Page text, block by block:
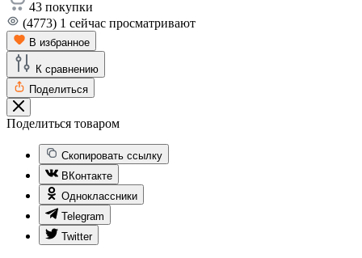
43 покупки
(4773) 1 сейчас просматривают
В избранное
К сравнению
Поделиться
Поделиться товаром
Скопировать ссылку
ВКонтакте
Одноклассники
Telegram
Twitter